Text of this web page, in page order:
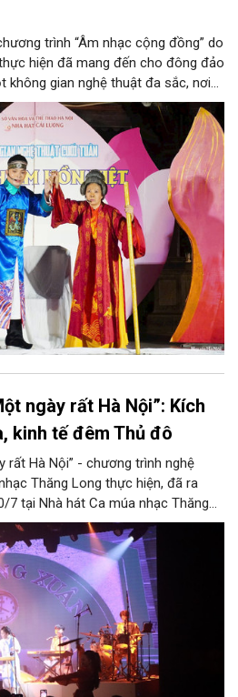
trình “Âm nhạc cộng đồng” do
hiện đã mang đến cho đông đảo
không gian nghệ thuật đa sắc, nơi
cổ, tân cổ và các tiết mục múa
của phố đi bộ hồ Hoàn Kiếm. Đặc
lưu của các nghệ sĩ đến từ
nên cuộc gặp gỡ nghệ thuật giàu
ngày rất Hà Nội”: Kích
kinh tế đêm Thủ đô
rất Hà Nội” - chương trình nghệ
Thăng Long thực hiện, đã ra
tại Nhà hát Ca múa nhạc Thăng
Văn Can, phường Hoàn Kiếm).